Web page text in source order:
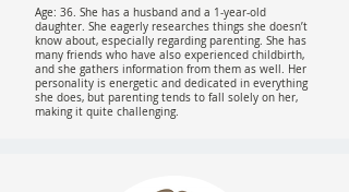
Age: 36. She has a husband and a 1-year-old
daughter. She eagerly researches things she doesn’t
know about, especially regarding parenting. She has
many friends who have also experienced childbirth,
and she gathers information from them as well. Her
personality is energetic and dedicated in everything
she does, but parenting tends to fall solely on her,
making it quite challenging.